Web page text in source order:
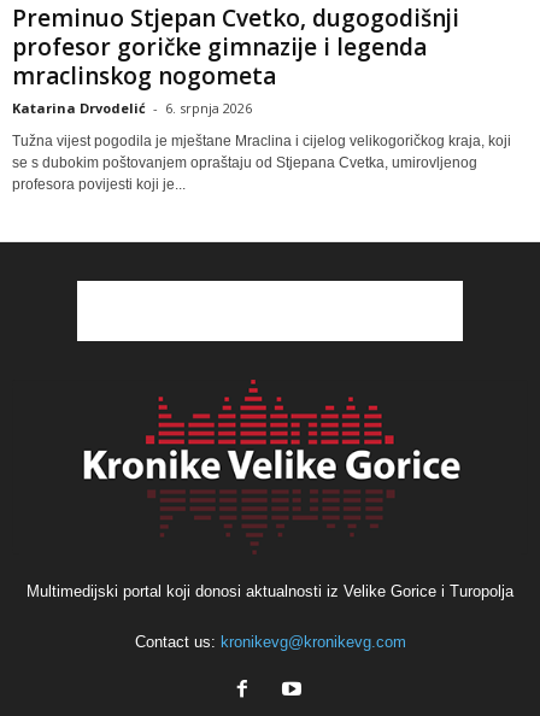
Preminuo Stjepan Cvetko, dugogodišnji
profesor goričke gimnazije i legenda
mraclinskog nogometa
Katarina Drvodelić - 6. srpnja 2026
Tužna vijest pogodila je mještane Mraclina i cijelog velikogoričkog kraja, koji
se s dubokim poštovanjem opraštaju od Stjepana Cvetka, umirovljenog
profesora povijesti koji je...
Multimedijski portal koji donosi aktualnosti iz Velike Gorice i Turopolja
Contact us: kronikevg@kronikevg.com